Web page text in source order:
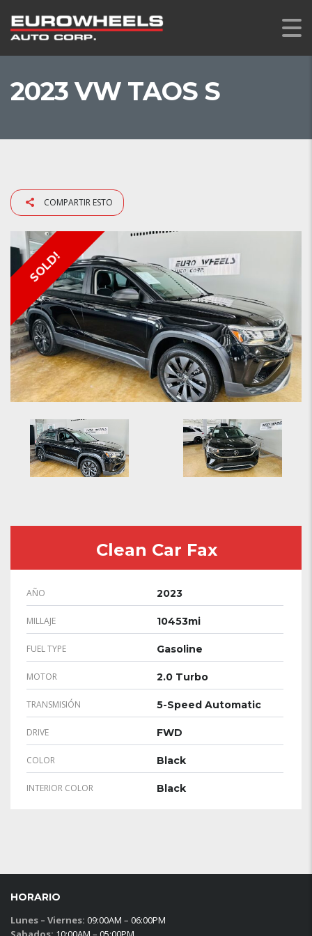
2023 VW TAOS S
COMPARTIR ESTO
SOLD!
Clean Car Fax
AÑO 2023
MILLAJE 10453mi
FUEL TYPE Gasoline
MOTOR 2.0 Turbo
TRANSMISIÓN 5-Speed Automatic
DRIVE FWD
COLOR Black
INTERIOR COLOR Black
HORARIO
Lunes – Viernes: 09:00AM – 06:00PM